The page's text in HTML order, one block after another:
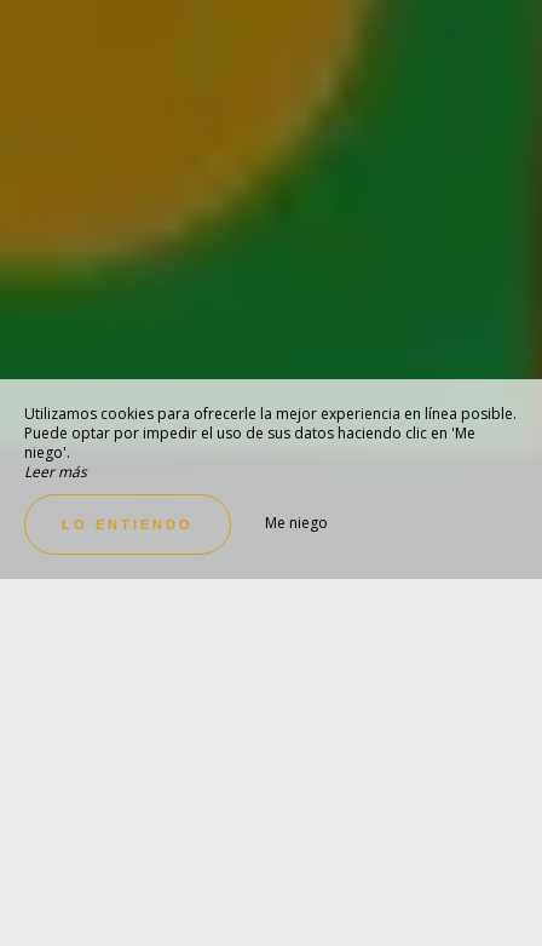
Utilizamos cookies para ofrecerle la mejor experiencia en línea posible.
Puede optar por impedir el uso de sus datos haciendo clic en 'Me
niego'.
Leer más
LO ENTIENDO Me niego